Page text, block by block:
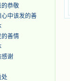
的恭敬
中该发的善
的善情
感谢